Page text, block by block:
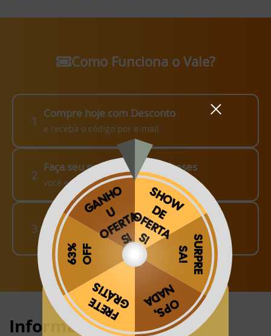
Como Funciona o Vale?
1
Compre hoje com Desconto
e receba o código por e-mail
2
Faça seu pedido em até 3 meses
você escolhe como fazer!
3
Finalize o seu Pedido!
pague o Frete e receba em sua casa
Informações:
Obrigado por se cadastrar na
Aproveite e receba as novidades e ofertas exclusivas da